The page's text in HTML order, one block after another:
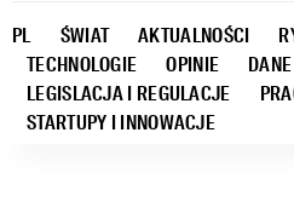
PL ŚWIAT AKTUALNOŚCI
TECHNOLOGIE
OPINIE
DANE
LEGISLACJA I REGULACJE
STARTUPY I INNOWACJE